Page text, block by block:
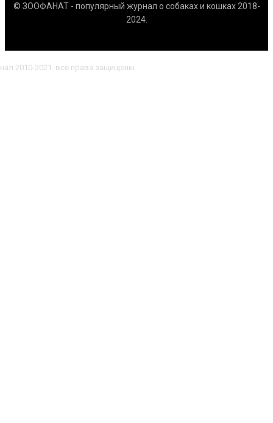
© ЗООФАНАТ - популярный журнал о собаках и кошках 2018-
2024.
2010-2021. все права защищены.